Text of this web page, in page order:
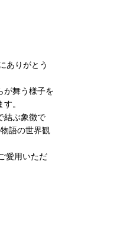
ありがとう
が舞う様子を
。
結ぶ象徴で
語の世界観
愛用いただ